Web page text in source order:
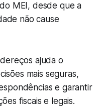
MEI, desde que a
não cause
ajuda o
mais seguras,
e garantir
fiscais e legais.